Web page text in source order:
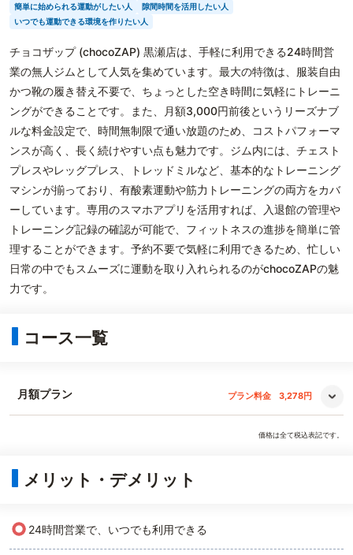
簡単に始められる運動がしたい人
隙間時間を活用したい人
いつでも運動できる環境を作りたい人
チョコザップ (chocoZAP) 黒瀬店は、手軽に利用できる24時間営
業の無人ジムとして人気を集めています。最大の特徴は、服装自由
かつ靴の履き替え不要で、ちょっとした空き時間に気軽にトレーニ
ングができることです。また、月額3,000円前後というリーズナブ
ルな料金設定で、時間無制限で通い放題のため、コストパフォーマ
ンスが高く、長く続けやすい点も魅力です。ジム内には、チェスト
プレスやレッグプレス、トレッドミルなど、基本的なトレーニング
マシンが揃っており、有酸素運動や筋力トレーニングの両方をカバ
ーしています。専用のスマホアプリを活用すれば、入退館の管理や
トレーニング記録の確認が可能で、フィットネスの進捗を簡単に管
理することができます。予約不要で気軽に利用できるため、忙しい
日常の中でもスムーズに運動を取り入れられるのがchocoZAPの魅
力です。
コース一覧
月額プラン プラン料金 3,278円
価格は全て税込表記です。
メリット・デメリット
○ 24時間営業で、いつでも利用できる